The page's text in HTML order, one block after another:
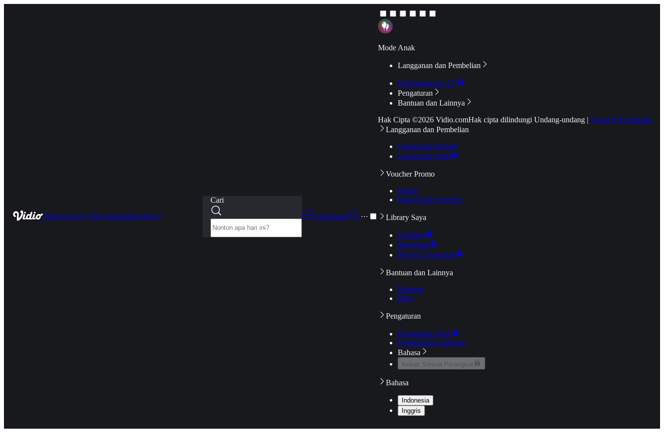
HomeLiveTV ShowSportsKidsNews
Cari
Langganan
···
Mode Anak
Langganan dan Pembelian
Hubungkan ke TV
Pengaturan
Bantuan dan Lainnya
Hak Cipta ©2026 Vidio.comHak cipta dilindungi Undang-undang | Syarat & Ketentuan
Langganan dan Pembelian
Langganan Premier
Langganan Aktif
Voucher Promo
Promo
Pakai Kode Voucher
Library Saya
Daftarku
Mengikuti
Riwayat Tontonan
Bantuan dan Lainnya
Bantuan
Blog
Pengaturan
Pengaturan Akun
Pemeriksaan Jaringan
Bahasa
Keluar Semua Perangkat
Bahasa
Indonesia
Inggris